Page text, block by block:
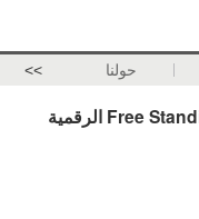
حولنا >>
Free Standing Cell Phone Charging Stations 6 الرقمية